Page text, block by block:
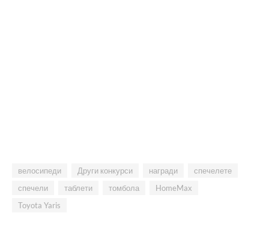
велосипеди Други конкурси награди
спечелете
спечели
таблети томбола
HomeMax
Toyota Yaris